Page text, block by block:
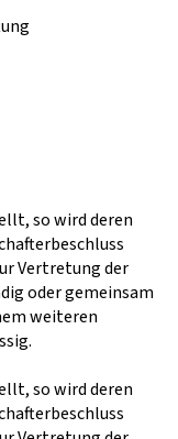
so wird deren
Vertretung der
oder gemeinsam
weiteren
so wird deren